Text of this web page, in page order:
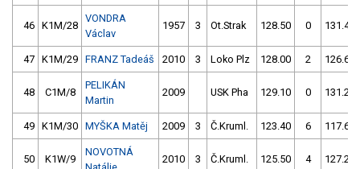
46 K1M/28
VONDRA
Václav
1957 3 Ot.Strak 128.50 0 131.40
47 K1M/29 FRANZ Tadeáš 2010 3 Loko Plz 128.00 2 126.60
48 C1M/8
PELIKÁN
Martin
2009 USK Pha 129.10 0 131.20
49 K1M/30 MYŠKA Matěj 2009 3 Č.Kruml. 123.40 6 117.60
50 K1W/9
NOVOTNÁ
2010 3 Č.Kruml. 125.50 4 127.20